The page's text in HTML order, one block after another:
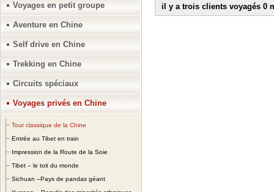
Voyages en petit groupe
Aventure en Chine
Self drive en Chine
Trekking en Chine
Circuits spéciaux
Voyages privés en Chine
Tour classique de la Chine
Entrée au Tibet en train
Impression de la Route de la Soie
Tibet – le toit du monde
Sichuan –Pays de pandas géant
il y a trois clients voyagés 0